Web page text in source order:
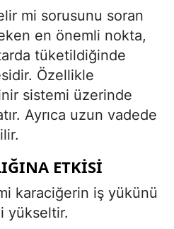
mi sorusunu soran
en önemli nokta,
tüketildiğinde
Özellikle
sistemi üzerinde
Ayrıca uzun vadede
ETKISI
karaciğerin iş yükünü
yükseltir.